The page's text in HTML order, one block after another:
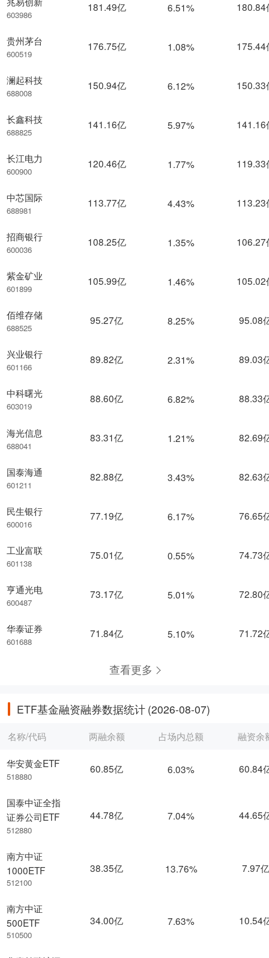
603986
贵州茅台
600519
澜起科技
688008
长鑫科技
688825
长江电力
600900
中芯国际
688981
招商银行
600036
紫金矿业
601899
佰维存储
688525
兴业银行
601166
中科曙光
603019
海光信息
688041
国泰海通
601211
民生银行
600016
工业富联
601138
亨通光电
600487
华泰证券
601688
181.49亿 6.51% 180.84
176.75亿 1.08% 175.44
150.94亿 6.12% 150.33
141.16亿 5.97% 141.16
120.46亿 1.77% 119.33
113.77亿 4.43% 113.23
108.25亿 1.35% 106.27
105.99亿 1.46% 105.02
95.27亿 8.25% 95.08
89.82亿 2.31% 89.03
88.60亿 6.82% 88.33
83.31亿 1.21% 82.69
82.88亿 3.43% 82.63
77.19亿 6.17% 76.65
75.01亿 0.55% 74.73
73.17亿 5.01% 72.80
71.84亿 5.10% 71.72
查看更多
ETF基金融资融券数据统计 (2026-08-07)
名称/代码
华安黄金ETF
518880
国泰中证全指
证券公司ETF
512880
南方中证
1000ETF
512100
南方中证
500ETF
510500
两融余额 占场内总额 融资余
60.85亿 6.03% 60.84
44.78亿 7.04% 44.65
38.35亿 13.76% 7.97亿
34.00亿 7.63% 10.54